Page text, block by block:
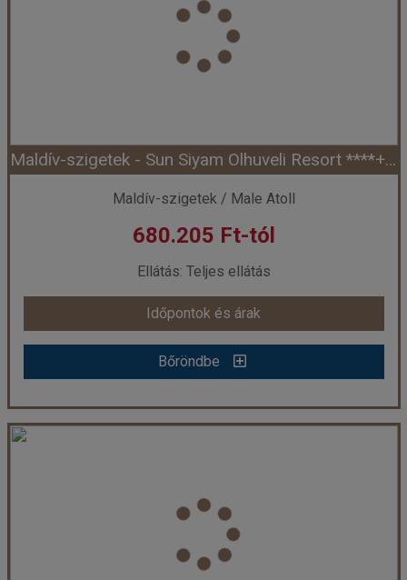
Észak-Male Atoll
Utazás módja:
Egyénileg
Teljes ellátás
Szálláskategória: Hotel *****
Beach Villa, 2 felnőtt
Időpont: 2027-05-11 | 7 éj
már 471.675 Ft-tól
Időpontok és árak
Bőröndbe
Maldív-szigetek - Sun Siyam Olhuveli Resort ****+ -South Male Atoll (Egyéni) ****+
Maldív-szigetek / Male Atoll
680.205 Ft-tól
Ellátás: Teljes ellátás
Időpontok és árak
Bőröndbe
Maldív-szigetek - Sun Siyam Olhuveli Resort ****+ -South Male Atoll (Egyéni) ****+
Észak-Male Atoll
Utazás módja:
Egyénileg
Teljes ellátás
Szálláskategória:Hotel ****+
Beach Pavilon, 2 felnőtt